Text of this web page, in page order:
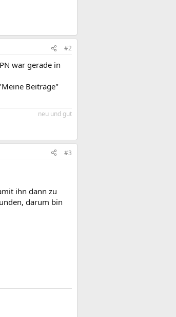
#2
war gerade in
Beiträge"
neu und gut
#3
ihn dann zu
darum bin